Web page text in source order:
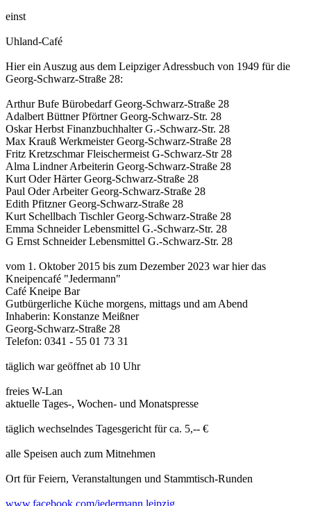
einst
Uhland-Café
Hier ein Auszug aus dem Leipziger Adressbuch von 1949 für die
Georg-Schwarz-Straße 28:
Arthur Bufe Bürobedarf Georg-Schwarz-Straße 28
Adalbert Büttner Pförtner Georg-Schwarz-Str. 28
Oskar Herbst Finanzbuchhalter G.-Schwarz-Str. 28
Max Krauß Werkmeister Georg-Schwarz-Straße 28
Fritz Kretzschmar Fleischermeist G-Schwarz-Str 28
Alma Lindner Arbeiterin Georg-Schwarz-Straße 28
Kurt Oder Härter Georg-Schwarz-Straße 28
Paul Oder Arbeiter Georg-Schwarz-Straße 28
Edith Pfitzner Georg-Schwarz-Straße 28
Kurt Schellbach Tischler Georg-Schwarz-Straße 28
Emma Schneider Lebensmittel G.-Schwarz-Str. 28
G Ernst Schneider Lebensmittel G.-Schwarz-Str. 28
vom 1. Oktober 2015 bis zum Dezember 2023 war hier das
Kneipencafé "Jedermann"
Café Kneipe Bar
Gutbürgerliche Küche morgens, mittags und am Abend
Inhaberin: Konstanze Meißner
Georg-Schwarz-Straße 28
Telefon: 0341 - 55 01 73 31
täglich war geöffnet ab 10 Uhr
freies W-Lan
aktuelle Tages-, Wochen- und Monatspresse
täglich wechselndes Tagesgericht für ca. 5,-- €
alle Speisen auch zum Mitnehmen
Ort für Feiern, Veranstaltungen und Stammtisch-Runden